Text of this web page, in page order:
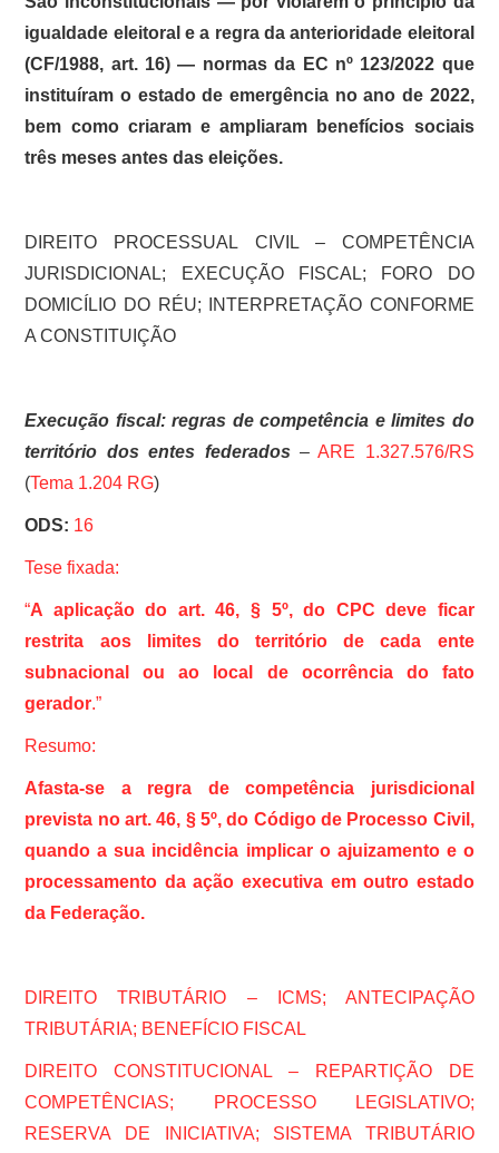
igualdade eleitoral e a regra da anterioridade eleitoral
(CF/1988, art. 16) — normas da EC nº 123/2022 que
instituíram o estado de emergência no ano de 2022,
bem como criaram e ampliaram benefícios sociais
três meses antes das eleições.
DIREITO PROCESSUAL CIVIL – COMPETÊNCIA
JURISDICIONAL; EXECUÇÃO FISCAL; FORO DO
DOMICÍLIO DO RÉU; INTERPRETAÇÃO CONFORME
A CONSTITUIÇÃO
Execução fiscal: regras de competência e limites do
território dos entes federados –ARE 1.327.576/RS
(Tema 1.204 RG)
ODS: 16
Tese fixada:
“A aplicação do art. 46, § 5º, do CPC deve ficar
restrita aos limites do território de cada ente
subnacional ou ao local de ocorrência do fato
gerador.”
Resumo:
Afasta-se a regra de competência jurisdicional
prevista no art. 46, § 5º, do Código de Processo Civil,
quando a sua incidência implicar o ajuizamento e o
processamento da ação executiva em outro estado
da Federação.
DIREITO TRIBUTÁRIO – ICMS; ANTECIPAÇÃO
TRIBUTÁRIA; BENEFÍCIO FISCAL
DIREITO CONSTITUCIONAL – REPARTIÇÃO DE
COMPETÊNCIAS; PROCESSO LEGISLATIVO;
RESERVA DE INICIATIVA; SISTEMA TRIBUTÁRIO